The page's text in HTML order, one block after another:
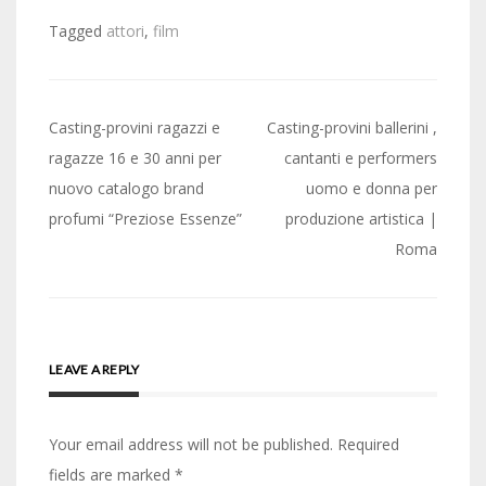
Tagged attori, film
Post
navigation
Casting-provini ragazzi e
ragazze 16 e 30 anni per
nuovo catalogo brand
profumi “Preziose Essenze”
Casting-provini ballerini ,
cantanti e performers
uomo e donna per
produzione artistica |
Roma
LEAVE A REPLY
Your email address will not be published. Required
fields are marked *